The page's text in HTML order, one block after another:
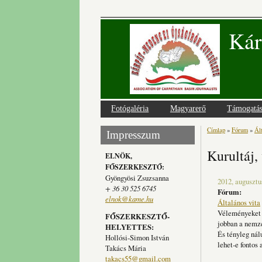
Fotógaléria Magyarerő Támogatás
Impresszum
ELNÖK,
FŐSZERKESZTŐ:
Gyöngyösi Zsuzsanna
+ 36 30 525 6745
elnok@kame.hu
FŐSZERKESZTŐ-
HELYETTES:
Hollósi-Simon István
Takács Mária
takacs55@gmail.com
Jelenlegi
Címlap » Fórum »
Kurultáj,
2012,
Fórum:
Általános vita
jobban a
És tényleg
lehet-e fontos